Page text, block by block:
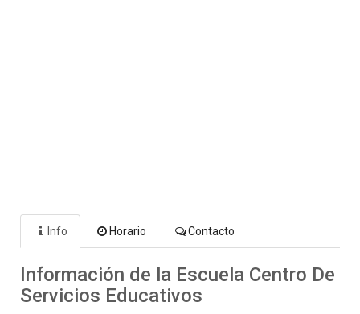
Info Horario Contacto
Información de la Escuela Centro De
Servicios Educativos